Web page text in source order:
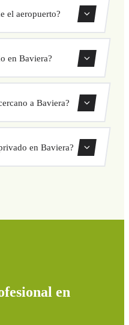
el aeropuerto?
todos los aeropuertos
formulario de
en Baviera?
en toda la zona de
profesionales.
a Baviera?
más arriba para ver los
a Baviera.
en Baviera?
en